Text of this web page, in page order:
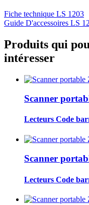
Fiche technique LS 1203
Guide D'accessoires LS
Produits qui
intéresser
Scanner
Lecteurs Code
Scanner
Lecteurs Code